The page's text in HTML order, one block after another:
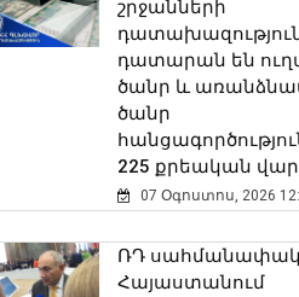
շրջանների
դատարան են
ծանր և
ծանր
225 քրեական
07 Օգոստոս, 2026
ՌԴ
Հայաստանում